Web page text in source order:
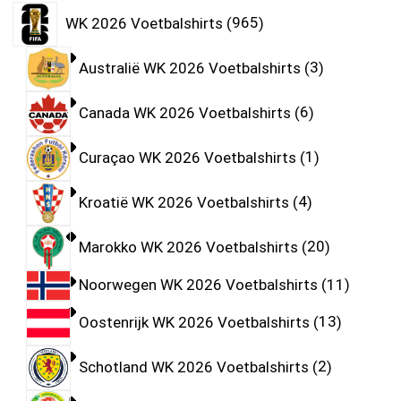
WK 2026 Voetbalshirts 965
Australië WK 2026 Voetbalshirts 3
Canada WK 2026 Voetbalshirts 6
Curaçao WK 2026 Voetbalshirts 1
Kroatië WK 2026 Voetbalshirts 4
Marokko WK 2026 Voetbalshirts 20
Noorwegen WK 2026 Voetbalshirts 11
Oostenrijk WK 2026 Voetbalshirts 13
Schotland WK 2026 Voetbalshirts 2